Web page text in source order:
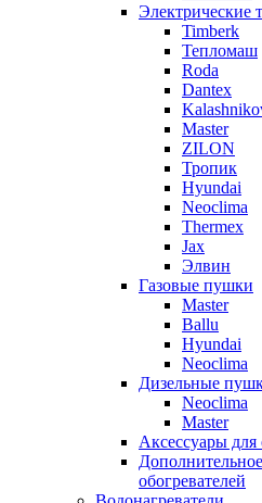
Электрические
Timberk
Тепломаш
Roda
Dantex
Master
ZILON
Тропик
Hyundai
Neoclima
Thermex
Jax
Элвин
Газовые пушки
Master
Ballu
Hyundai
Neoclima
Дизельные
Neoclima
Master
Аксессуары для
обогревателей